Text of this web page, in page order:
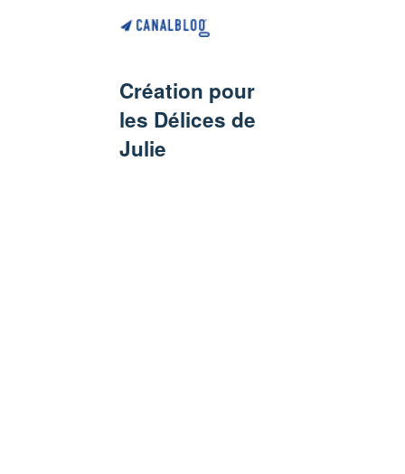
Création pour
les Délices de
Julie